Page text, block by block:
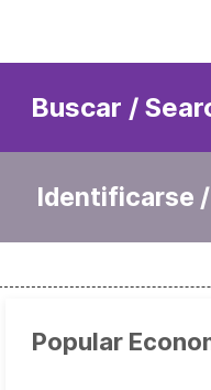
Buscar /
Identificarse
Popular